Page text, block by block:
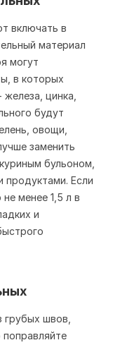
включать в
материал
могут
в которых
цинка,
будут
овощи,
заменить
бульоном,
Если
менее 1,5 л в
и
грубых швов,
поправляйте